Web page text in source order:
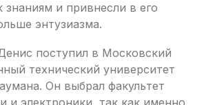
знаниям и привнесли в его
энтузиазма.
поступил в Московский
технический университет
Он выбрал факультет
и электроники, так как именно